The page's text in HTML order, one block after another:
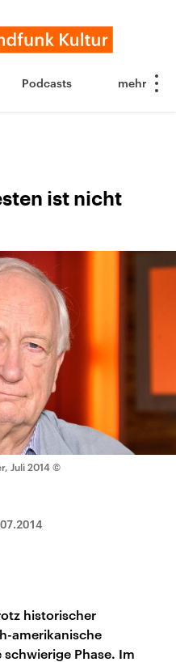
Podcasts
ist nicht
Juli 2014 ©
historischer
amerikanische
Phase. Im